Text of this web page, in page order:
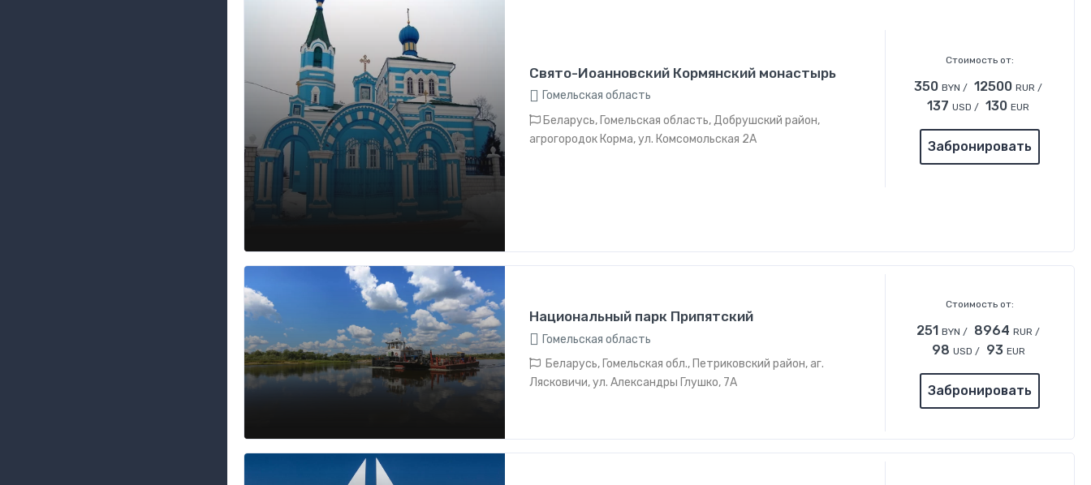
Свято-Иоанновский Кормянский монастырь
Гомельская область
Беларусь, Гомельская область, Добрушский район,
агрогородок Корма, ул. Комсомольская 2А
Стоимость от:
350 BYN / 12500 RUR /
137 USD / 130 EUR
Забронировать
Национальный парк Припятский
Гомельская область
Беларусь, Гомельская обл., Петриковский район, аг.
Лясковичи, ул. Александры Глушко, 7А
Стоимость от:
251 BYN / 8964 RUR /
98 USD / 93 EUR
Забронировать